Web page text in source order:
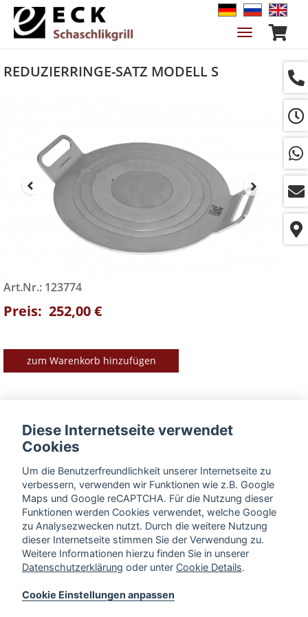
Navigation
REDUZIERRINGE-SATZ MODELL S
Art.Nr.: 123774
Preis: 252,00 €
zum Warenkorb hinzufügen
Produkt-Vorteile im Überblick
► passgenau für Feuerofen Modell S / Modell S Iso
► 2 Griffe für einfaches Handling
► 4 verschiedene Durchmesser
► Stärke: 6 mm
► Material: Edelstahl
BESCHREIBUNG
Diese Internetseite verwendet
Cookies
Um die Benutzerfreundlichkeit unserer Internetseite zu
verbessern, verwenden wir Funktionen wie z.B. Google
Maps und Google reCAPTCHA. Für die Nutzung dieser
Funktionen werden Cookies verwendet, welche Google
zu Analysezwecken nutzt. Durch die weitere Nutzung
dieser Internetseite stimmen Sie der Verwendung zu.
Weitere Informationen hierzu finden Sie in unserer
Datenschutzerklärung oder unter Cookie Details.
Cookie Einstellungen anpassen